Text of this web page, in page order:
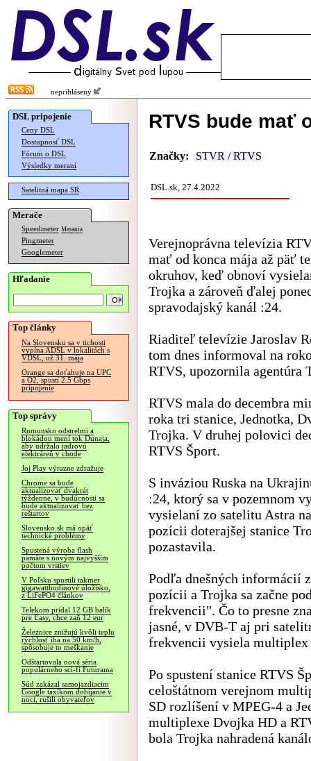
neprihlásený
DSL pripojenie
Ceny DSL
Dostupnosť DSL
Fórum o DSL
Výsledky meraní
Satelitná mapa SR
Merače
Speedmeter Merania
Pingmeter
Googlemeter
Hľadanie
Top články
Na Slovensku sa v tichosti
vypína ADSL v lokalitách s
VDSL, už 31. mája
Orange sa doťahuje na UPC
a O2, spustí 2.5 Gbps
pripojenie
Top správy
Rumunsko odstrelmi a
blokádou mení tok Dunaja,
aby udržalo jadrovú
elektráreň v chode
Joj Play výrazne zdražuje
Chrome sa bude
aktualizovať dvakrát
týždenne, v budúcnosti sa
bude aktualizovať bez
reštartov
Slovensko.sk má opäť
technické problémy
Spustená výroba flash
pamäte s novým najvyšším
počtom vrstiev
V Poľsku spustili takmer
gigawatthodinové úložisko,
z LiFePO4 článkov
Telekom pridal 12 GB balík
pre Easy, chce zaň 12 eur
Železnice znižujú kvôli teplu
rýchlosť iba na 50 km/h,
spôsobuje to meškanie
Odštartovala nová séria
populárneho sci-fi Futurama
Súd zakázal samojazdiacim
Google taxíkom dobíjanie v
noci, rušili obyvateľov
RTVS bude mať
Značky: STVR / RTVS
DSL.sk, 27.4.2022
Verejnoprávna televízia
mať od konca mája až päť
okruhov, keď obnoví
Trojka a zároveň ďalej
spravodajský kanál :24.
Riaditeľ televízie Jaroslav
tom dnes informoval na
RTVS, upozornila agentúra
RTVS mala do decembra
roka tri stanice, Jednotka,
Trojka. V druhej polovici
RTVS Šport.
S inváziou Ruska na
:24, ktorý sa v pozemnom
vysielaní zo satelitu Astra
pozícii doterajšej stanice
pozastavila.
Podľa dnešných informácií
pozícii a Trojka sa začne
frekvencii". Čo to presne
jasné, v DVB-T aj pri
frekvencii vysiela
Po spustení stanice RTVS
celoštátnom verejnom
SD rozlíšení v MPEG-4 a
multiplexe Dvojka HD a
bola Trojka nahradená